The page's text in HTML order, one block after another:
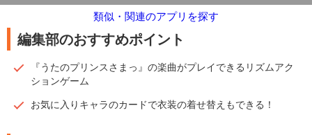
類似・関連のアプリを探す
編集部のおすすめポイント
『うたのプリンスさまっ』の楽曲がプレイできるリズムアク
ションゲーム
お気に入りキャラのカードで衣装の着せ替えもできる！